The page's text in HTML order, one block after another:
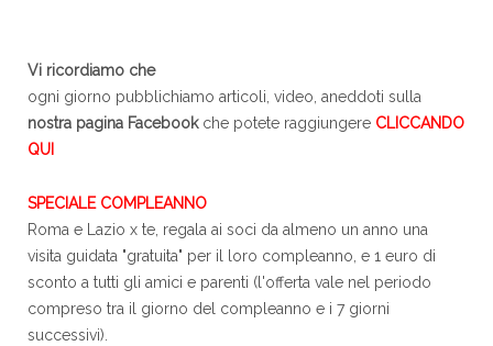
Vi ricordiamo che
ogni giorno pubblichiamo articoli, video, aneddoti sulla
nostra pagina Facebookche potete raggiungere CLICCANDO
QUI
SPECIALE COMPLEANNO
Roma e Lazio x te, regala ai soci da almeno un anno una
visita guidata "gratuita" per il loro compleanno, e 1 euro di
sconto a tutti gli amici e parenti (l'offerta vale nel periodo
compreso tra il giorno del compleanno e i 7 giorni
successivi).